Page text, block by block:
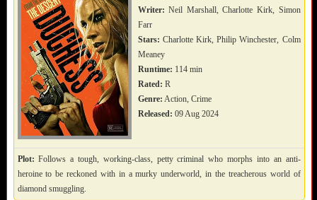
Writer: Neil Marshall, Charlotte Kirk, Simon
Farr
Stars: Charlotte Kirk, Philip Winchester, Colm
Meaney
Runtime: 114 min
Rated: R
Genre: Action, Crime
Released: 09 Aug 2024
Plot: Follows a tough, working-class, petty criminal who morphs into an anti-
heroine to be reckoned with in a murky underworld, in the treacherous world of
diamond smuggling.